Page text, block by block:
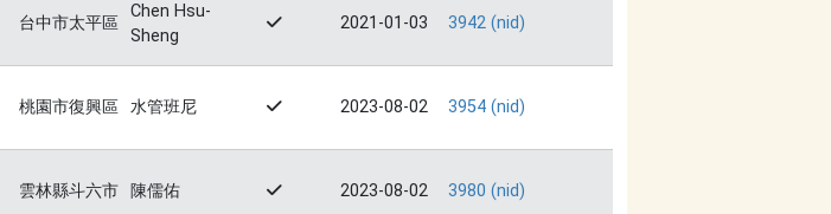
台中市太平區
Chen Hsu-
Sheng
2021-01-03 3942 (nid)
桃園市復興區 水管班尼 2023-08-02 3954 (nid)
雲林縣斗六市 陳儒佑 2023-08-02 3980 (nid)